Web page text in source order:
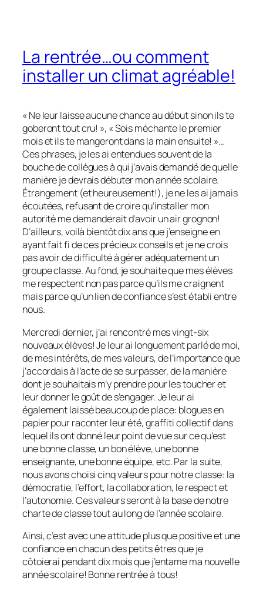
La rentrée…ou comment
installer un climat agréable!
« Ne leur laisse aucune chance au début sinon ils te
goberont tout cru! », « Sois méchante le premier
mois et ils te mangeront dans la main ensuite! »…
Ces phrases, je les ai entendues souvent de la
bouche de collègues à qui j’avais demandé de quelle
manière je devrais débuter mon année scolaire.
Étrangement (et heureusement!), je ne les ai jamais
écoutées, refusant de croire qu’installer mon
autorité me demanderait d’avoir un air grognon!
D’ailleurs, voilà bientôt dix ans que j’enseigne en
ayant fait fi de ces précieux conseils et je ne crois
pas avoir de difficulté à gérer adéquatement un
groupe classe. Au fond, je souhaite que mes élèves
me respectent non pas parce qu’ils me craignent
mais parce qu’un lien de confiance s’est établi entre
nous.
Mercredi dernier, j’ai rencontré mes vingt-six
nouveaux élèves! Je leur ai longuement parlé de moi,
de mes intérêts, de mes valeurs, de l’importance que
j’accordais à l’acte de se surpasser, de la manière
dont je souhaitais m’y prendre pour les toucher et
leur donner le goût de s’engager. Je leur ai
également laissé beaucoup de place: blogues en
papier pour raconter leur été, graffiti collectif dans
lequel ils ont donné leur point de vue sur ce qu’est
une bonne classe, un bon élève, une bonne
enseignante, une bonne équipe, etc. Par la suite,
nous avons choisi cinq valeurs pour notre classe: la
démocratie, l’effort, la collaboration, le respect et
l’autonomie. Ces valeurs seront à la base de notre
charte de classe tout au long de l’année scolaire.
Ainsi, c’est avec une attitude plus que positive et une
confiance en chacun des petits êtres que je
côtoierai pendant dix mois que j’entame ma nouvelle
année scolaire! Bonne rentrée à tous!